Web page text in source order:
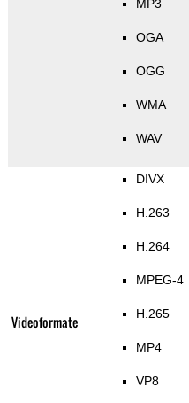
MP3
OGA
OGG
WMA
WAV
Videoformate
DIVX
H.263
H.264
MPEG-4
H.265
MP4
VP8